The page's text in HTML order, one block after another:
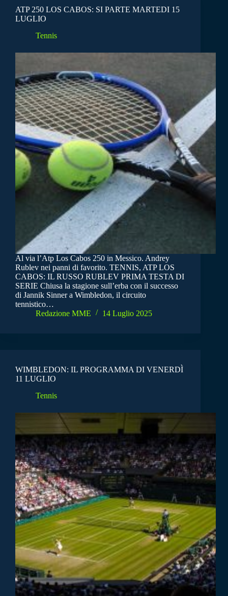
ATP 250 LOS CABOS: SI PARTE MARTEDI 15
LUGLIO
Tennis
Al via l’Atp Los Cabos 250 in Messico. Andrey
Rublev nei panni di favorito. TENNIS, ATP LOS
CABOS: IL RUSSO RUBLEV PRIMA TESTA DI
SERIE Chiusa la stagione sull’erba con il successo
di Jannik Sinner a Wimbledon, il circuito
tennistico…
Redazione MME
14 Luglio 2025
WIMBLEDON: IL PROGRAMMA DI VENERDÌ
11 LUGLIO
Tennis